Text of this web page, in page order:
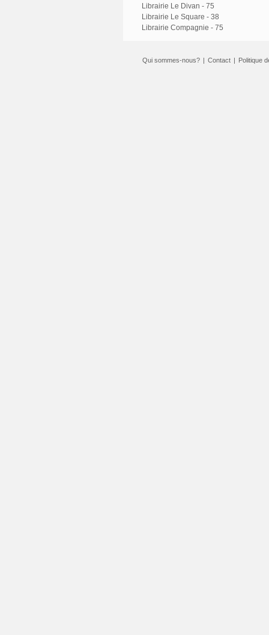
Librairie Le Divan - 75
Librairie Le Square - 38
Librairie Compagnie - 75
Qui sommes-nous? | Contact | Politique